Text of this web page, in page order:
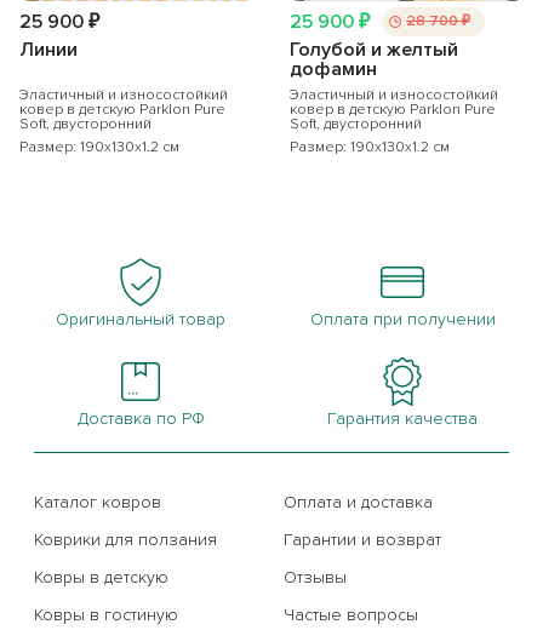
25 900 ₽
Линии
Эластичный и износостойкий
ковер в детскую Parklon Pure
Soft, двусторонний
Размер: 190x130x1.2 см
25 900 ₽ 28 700 ₽
Голубой и желтый
дофамин
Эластичный и износостойкий
ковер в детскую Parklon Pure
Soft, двусторонний
Размер: 190x130x1.2 см
Оригинальный товар Оплата при получении
Доставка по РФ Гарантия качества
Каталог ковров
Коврики для ползания
Ковры в детскую
Ковры в гостиную
Оплата и доставка
Гарантии и возврат
Отзывы
Частые вопросы